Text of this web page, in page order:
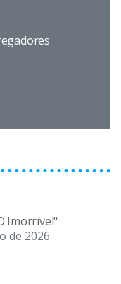
Imorrível"
de 2026